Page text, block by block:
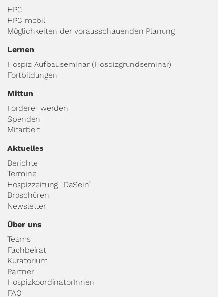
HPC
HPC mobil
Möglichkeiten der vorausschauenden Planung
Lernen
Hospiz Aufbauseminar (Hospizgrundseminar)
Fortbildungen
Mittun
Förderer werden
Spenden
Mitarbeit
Aktuelles
Berichte
Termine
Hospizzeitung “DaSein”
Broschüren
Newsletter
Über uns
Teams
Fachbeirat
Kuratorium
Partner
HospizkoordinatorInnen
FAQ